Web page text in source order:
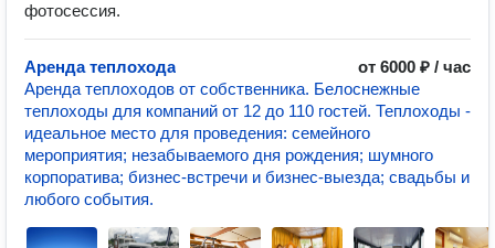
фотосессия.
Аренда теплохода
от 6000 ₽ / час
Аренда теплоходов от собственника. Белоснежные
теплоходы для компаний от 12 до 110 гостей. Теплоходы -
идеальное место для проведения: семейного
мероприятия; незабываемого дня рождения; шумного
корпоратива; бизнес-встречи и бизнес-выезда; свадьбы и
любого события.